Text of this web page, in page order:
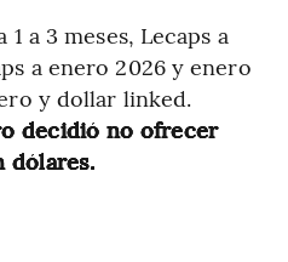
a 3 meses, Lecaps a
a enero 2026 y enero
y dollar linked.
decidió no ofrecer
dólares.